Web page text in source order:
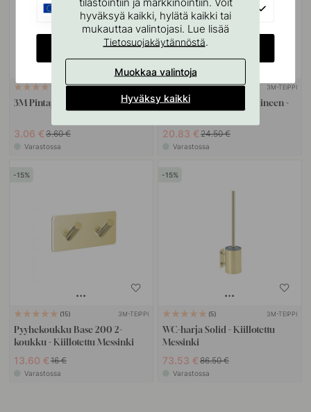
114
3M Pintapuhdistusliina
3.06 € 3.60 €
Varastossa
5 3M-TEIPPI
Base 200 Varapaperitelineen -
20.83 € 24.50 €
Varastossa
15
15 3M-TEIPPI
Pyyhekoukku Base 200 2-
koukku - Kiillotettu Messinki
13.60 € 16 €
Varastossa
15
5 3M-TEIPPI
WC-harja Solid - Kiillotettu
Messinki
73.53 € 86.50 €
Varastossa
hyväksyä kaikki, hylätä kaikki tai
mukauttaa valintojasi. Lue lisää
Tietosuojakäytännöstä.
Muokkaa valintoja
Hyväksy kaikki
EU
CHANGE COUNTRY